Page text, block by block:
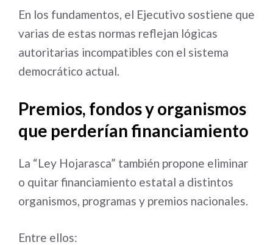
En los fundamentos, el Ejecutivo sostiene que
varias de estas normas reflejan lógicas
autoritarias incompatibles con el sistema
democrático actual.
Premios, fondos y organismos
que perderían financiamiento
La “Ley Hojarasca” también propone eliminar
o quitar financiamiento estatal a distintos
organismos, programas y premios nacionales.
Entre ellos: